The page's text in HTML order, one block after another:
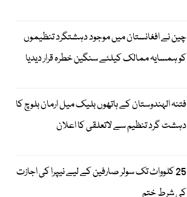
چین نے افغانستان میں موجود دہشتگرد تنظیموں
کو ہمسایہ ممالک کیلئے سنگین خطرہ قرار دیدیا
فتنہ الہندوستان کے ہاتھوں بلیک میل ارمان بلوچ کا
دہشت گرد تنظیم سے لاتعلقی کا اعلان
25 کلوواٹ تک سولر صارفین کے لیے نیپرا کی اجازت
کی شرط ختم